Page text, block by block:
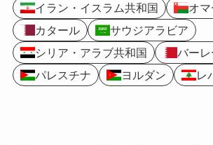
イラン・イスラム共和国
オマ
カタール
サウジアラビア
シリア・アラブ共和国
バーレ
パレスチナ
ヨルダン レ